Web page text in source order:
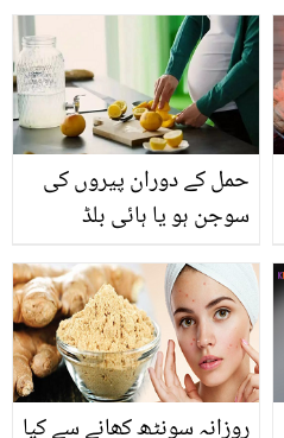
اچانک شادی کیوں کی
تھی؟
حمل کے دوران پیروں کی
سوجن ہو یا ہائی بلڈ
پریشرکے مسائل ۔۔ جانیے
لیموں پانی پینے کے
معجزاتی فوائد
روزانہ سونٹھ کھانے سے کیا